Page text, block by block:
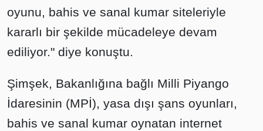
oyunu, bahis ve sanal kumar siteleriyle
kararlı bir şekilde mücadeleye devam
ediliyor." diye konuştu.
Şimşek, Bakanlığına bağlı Milli Piyango
İdaresinin (MPİ), yasa dışı şans oyunları,
bahis ve sanal kumar oynatan internet